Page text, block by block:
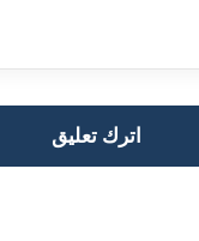
اترك تعليق